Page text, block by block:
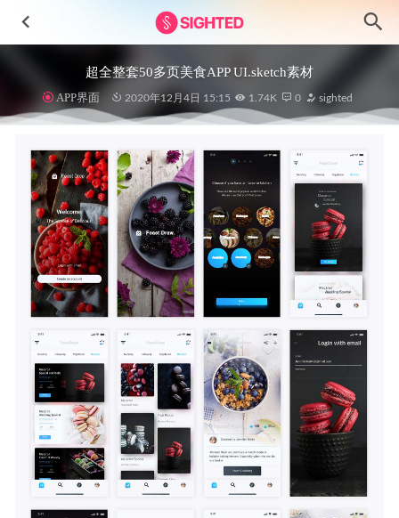
超全整套50多页美食APP UI.sketch素材
APP界面 2020年12月4日 15:15 1.74K 0 sighted
电商app 投诉、报告页面UI .fig素材 2021-01-07
一组中文app表单页面ui设计
亚马逊amazon app ui设计 .xd素材 2021-01-19
插画场景金融app ui设计 .fig素材
Hiphonic高级多用途仪表板UI设计素材 2023-05-28